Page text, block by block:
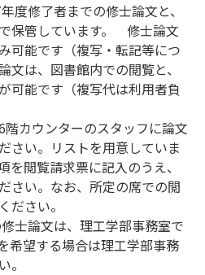
度修了者までの修士論文と、
保管しています。 修士論文
可能です（複写・転記等につ
文は、図書館内での閲覧と、
可能です（複写代は利用者負
カウンターのスタッフに論文
さい。リストを用意していま
を閲覧請求票に記入のうえ、
さい。なお、所定の席での閲
ださい。
士論文は、理工学部事務室で
希望する場合は理工学部事務
。